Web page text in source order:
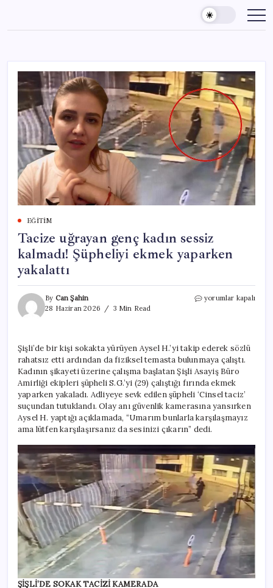
content
EĞITIM
Tacize uğrayan genç kadın sessiz
kalmadı! Şüpheliyi ekmek yaparken
yakalattı
By Can Şahin
28 Haziran 2026
3 Min Read
Tacize
kalmadı!
Şüpheliyi
ekmek
yaparken
yakalattı
yorumlar kapalı
Şişli’de bir kişi sokakta yürüyen Aysel H.’yi takip ederek sözlü
rahatsız etti ardından da fiziksel temasta bulunmaya çalıştı.
Kadının şikayeti üzerine çalışma başlatan Şişli Asayiş Büro
Amirliği ekipleri şüpheli S.G.’yi (29) çalıştığı fırında ekmek
yaparken yakaladı. Adliyeye sevk edilen şüpheli ‘Cinsel taciz’
suçundan tutuklandı. Olay anı güvenlik kamerasına yansırken
Aysel H. yaptığı açıklamada, “Umarım bunlarla karşılaşmayız
ama lütfen karşılaşırsanız da sesinizi çıkarın” dedi.
ŞİŞLİ’DE SOKAK TACİZİ KAMERADA